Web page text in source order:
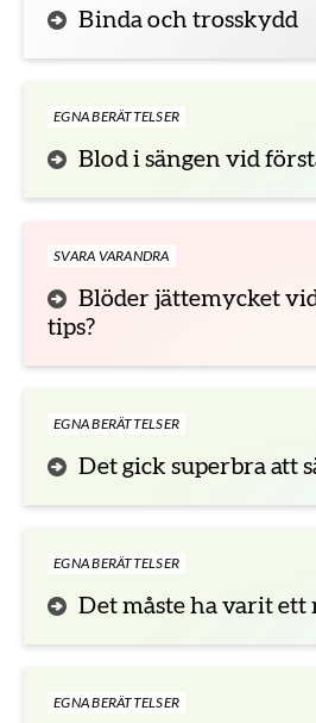
Binda och trosskydd
EGNA BERÄTTELSER
Blod i sängen vid
SVARA VARANDRA
Blöder jättemycket
tips?
EGNA BERÄTTELSER
Det gick superbra att
EGNA BERÄTTELSER
Det måste ha varit ett
EGNA BERÄTTELSER